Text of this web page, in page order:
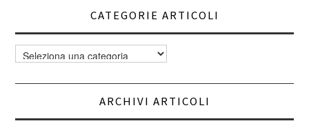
CATEGORIE ARTICOLI
Categorie
articoli
ARCHIVI ARTICOLI